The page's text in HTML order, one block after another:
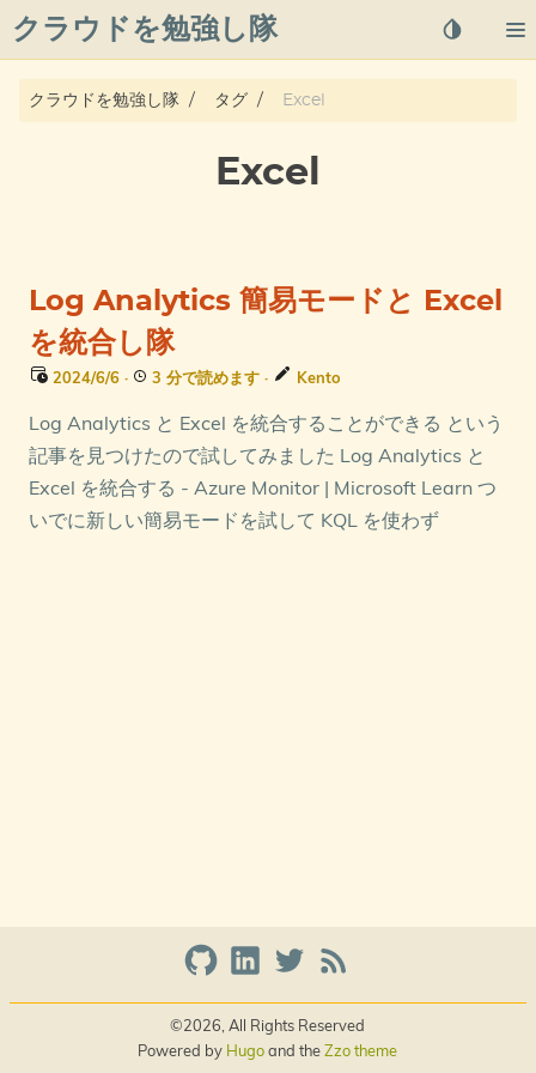
クラウドを勉強し隊
About
azure overview
タグ
クラウドを勉強し隊 タグ Excel
Excel
Log Analytics 簡易モードと Excel
を統合し隊
2024/6/6 · 3 分で読めます · Kento
Log Analytics と Excel を統合することができる という
記事を見つけたので試してみました Log Analytics と
Excel を統合する - Azure Monitor | Microsoft Learn つ
いでに新しい簡易モードを試して KQL を使わず
©2026, All Rights Reserved
Powered by Hugoand theZzo theme